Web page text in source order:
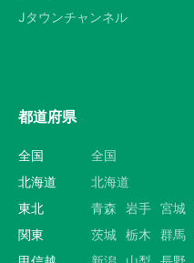
Jタウンチャンネル
都道府県
全国
全国
北海道
北海道
東北
青森 岩手 宮城
関東
茨城 栃木 群馬